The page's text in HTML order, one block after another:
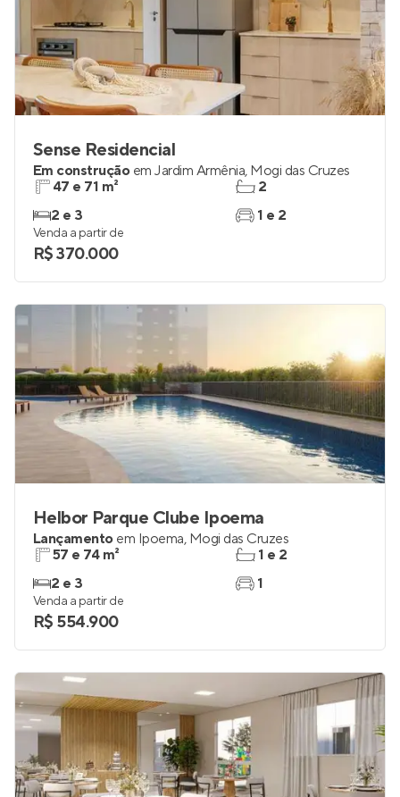
Sense Residencial
Em construção em Jardim Armênia, Mogi das Cruzes
47 e 71 m²
2 e 3
2
1 e 2
Venda a partir de
R$ 370.000
Helbor Parque Clube Ipoema
Lançamento em Ipoema, Mogi das Cruzes
57 e 74 m²
2 e 3
1 e 2
1
Venda a partir de
R$ 554.900